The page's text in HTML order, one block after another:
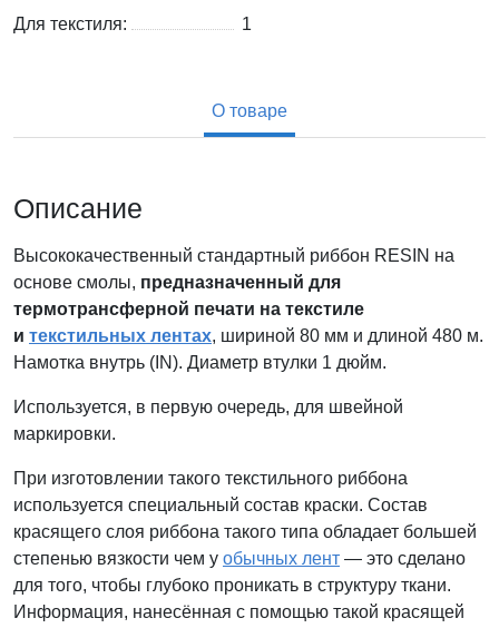
Для текстиля: 1
О товаре
Описание
Высококачественный стандартный риббон RESIN на
основе смолы, предназначенный для
термотрансферной печати на текстиле
и текстильных лентах, шириной 80 мм и длиной 480 м.
Намотка внутрь (IN). Диаметр втулки 1 дюйм.
Используется, в первую очередь, для швейной
маркировки.
При изготовлении такого текстильного риббона
используется специальный состав краски. Состав
красящего слоя риббона такого типа обладает большей
степенью вязкости чем у обычных лент — это сделано
для того, чтобы глубоко проникать в структуру ткани.
Информация, нанесённая с помощью такой красящей